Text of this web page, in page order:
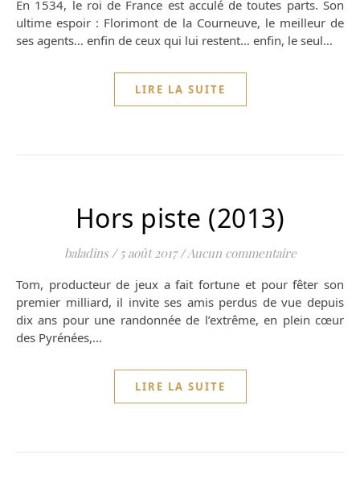
En 1534, le roi de France est acculé de toutes parts. Son
ultime espoir : Florimont de la Courneuve, le meilleur de
ses agents… enfin de ceux qui lui restent… enfin, le seul…
LIRE LA SUITE
Hors piste (2013)
baladins / 5 août 2017 / Aucun commentaire
Tom, producteur de jeux a fait fortune et pour fêter son
premier milliard, il invite ses amis perdus de vue depuis
dix ans pour une randonnée de l’extrême, en plein cœur
des Pyrénées,…
LIRE LA SUITE